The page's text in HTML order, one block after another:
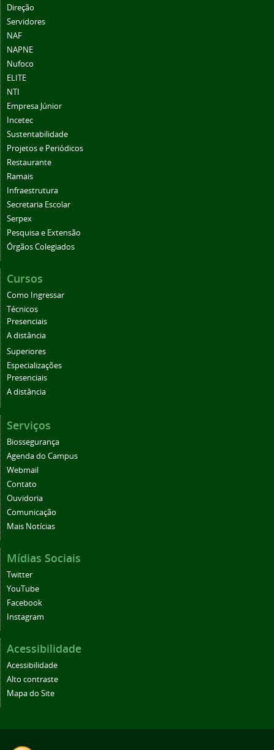
Direção
Servidores
NAF
NAPNE
Nufoco
ELITE
NTI
Empresa Júnior
Incetec
Sustentabilidade
Projetos e Periódicos
Restaurante
Ramais
Infraestrutura
Secretaria Escolar
Serpex
Pesquisa e Extensão
Órgãos Colegiados
Cursos
Como Ingressar
Técnicos
Presenciais
A distância
Superiores
Especializações
Presenciais
A distância
Serviços
Biossegurança
Agenda do Campus
Webmail
Contato
Ouvidoria
Comunicação
Mais Notícias
Mídias Sociais
Twitter
YouTube
Facebook
Instagram
Acessibilidade
Acessibilidade
Alto contraste
Mapa do Site